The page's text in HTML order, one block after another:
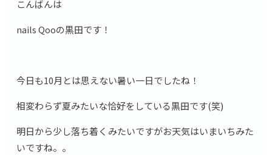
こんばんは
nails Qooの黒田です！
今日も10月とは思えない暑い一日でしたね！
相変わらず夏みたいな恰好をしている黒田です(笑)
明日から少し落ち着くみたいですがお天気はいまいちみた
いですね。。